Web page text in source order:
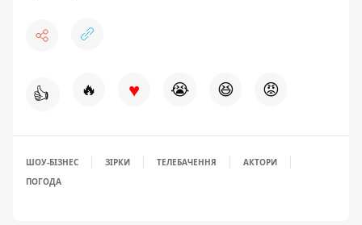
👍 🔥 ♥ 😭 😆 😡
ШОУ-БІЗНЕС ЗІРКИ ТЕЛЕБАЧЕННЯ
АКТОРИ
ПОГОДА